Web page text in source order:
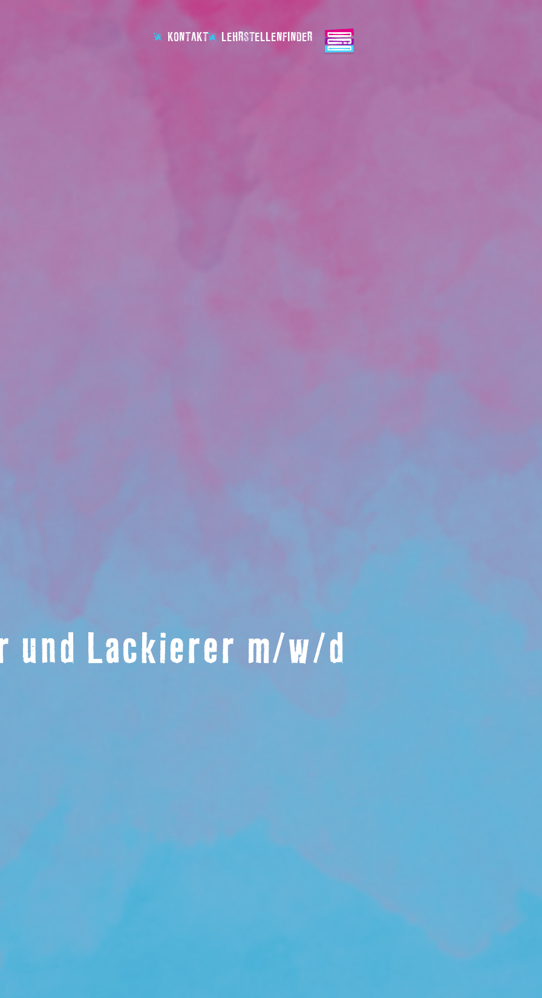
KONTAKT LEHRSTELLENFINDER
und Lackierer m/w/d